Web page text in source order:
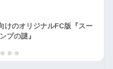
けのオリジナルFC版『スー
プの謎』